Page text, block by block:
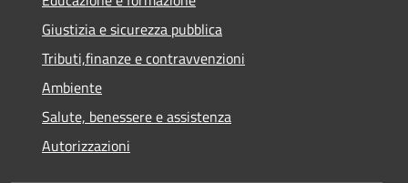
Giustizia e sicurezza pubblica
Tributi,finanze e contravvenzioni
Ambiente
Salute, benessere e assistenza
Autorizzazioni